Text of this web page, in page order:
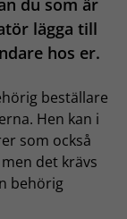
du som är
lägga till
hos er.
beställare
Hen kan i
som också
det krävs
behörig